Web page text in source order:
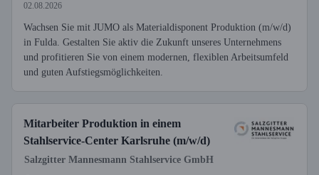
02.08.2026
Wachsen Sie mit JUMO als Materialdisponent Produktion (m/w/d)
in Fulda. Gestalten Sie aktiv die Zukunft unseres Unternehmens
und profitieren Sie von einem modernen, flexiblen Arbeitsumfeld
und guten Aufstiegsmöglichkeiten.
Mitarbeiter Produktion in einem
Stahlservice-Center Karlsruhe (m/w/d)
Salzgitter Mannesmann Stahlservice GmbH